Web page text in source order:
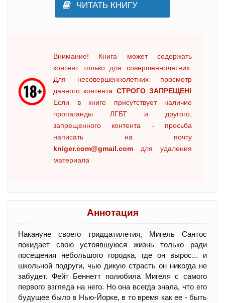
ЧИТАТЬ КНИГУ
Внимание! Книга может содержать
контент только для совершеннолетних.
Для несовершеннолетних просмотр
данного контента СТРОГО ЗАПРЕЩЕН!
Если в книге присутствует наличие
пропаганды ЛГБТ и другого,
запрещенного контента - просьба
написать на почту
kniger.com@gmail.com для удаления
материала
Аннотация
Накануне своего тридцатилетия, Мигель Сантос
покидает свою устоявшуюся жизнь только ради
посещения небольшого городка, где он вырос... и
школьной подруги, чью дикую страсть он никогда не
забудет. Фейт Беннетт полюбила Мигеля с самого
первого взгляда на него. Но она всегда знала, что его
будущее было в Нью-Йорке, в то время как ее - быть